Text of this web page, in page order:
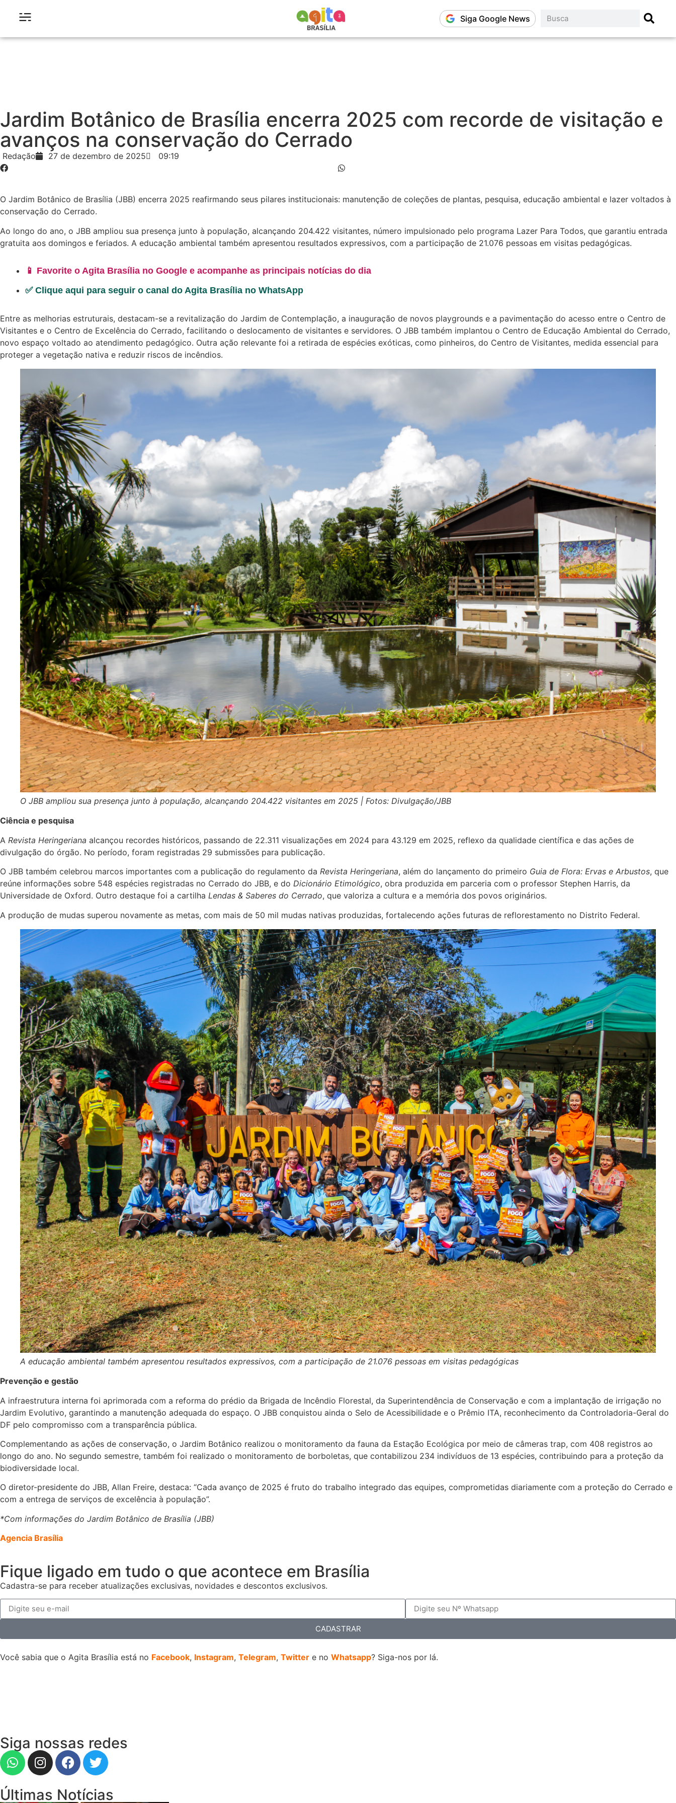
Siga Google News
Jardim Botânico de Brasília encerra 2025 com recorde de visitação e
avanços na conservação do Cerrado
Redação 27 de dezembro de 2025 09:19
O Jardim Botânico de Brasília (JBB) encerra 2025 reafirmando seus pilares institucionais: manutenção de coleções de plantas, pesquisa, educação ambiental e lazer voltados à
conservação do Cerrado.
Ao longo do ano, o JBB ampliou sua presença junto à população, alcançando 204.422 visitantes, número impulsionado pelo programa Lazer Para Todos, que garantiu entrada
gratuita aos domingos e feriados. A educação ambiental também apresentou resultados expressivos, com a participação de 21.076 pessoas em visitas pedagógicas.
📱 Favorite o Agita Brasília no Google e acompanhe as principais notícias do dia
✅ Clique aqui para seguir o canal do Agita Brasília no WhatsApp
Entre as melhorias estruturais, destacam-se a revitalização do Jardim de Contemplação, a inauguração de novos playgrounds e a pavimentação do acesso entre o Centro de
Visitantes e o Centro de Excelência do Cerrado, facilitando o deslocamento de visitantes e servidores. O JBB também implantou o Centro de Educação Ambiental do Cerrado,
novo espaço voltado ao atendimento pedagógico. Outra ação relevante foi a retirada de espécies exóticas, como pinheiros, do Centro de Visitantes, medida essencial para
proteger a vegetação nativa e reduzir riscos de incêndios.
O JBB ampliou sua presença junto à população, alcançando 204.422 visitantes em 2025 | Fotos: Divulgação/JBB
Ciência e pesquisa
A Revista Heringeriana alcançou recordes históricos, passando de 22.311 visualizações em 2024 para 43.129 em 2025, reflexo da qualidade científica e das ações de
divulgação do órgão. No período, foram registradas 29 submissões para publicação.
O JBB também celebrou marcos importantes com a publicação do regulamento da Revista Heringeriana, além do lançamento do primeiro Guia de Flora: Ervas e Arbustos, que
reúne informações sobre 548 espécies registradas no Cerrado do JBB, e do Dicionário Etimológico, obra produzida em parceria com o professor Stephen Harris, da
Universidade de Oxford. Outro destaque foi a cartilha Lendas & Saberes do Cerrado, que valoriza a cultura e a memória dos povos originários.
A produção de mudas superou novamente as metas, com mais de 50 mil mudas nativas produzidas, fortalecendo ações futuras de reflorestamento no Distrito Federal.
A educação ambiental também apresentou resultados expressivos, com a participação de 21.076 pessoas em visitas pedagógicas
Prevenção e gestão
A infraestrutura interna foi aprimorada com a reforma do prédio da Brigada de Incêndio Florestal, da Superintendência de Conservação e com a implantação de irrigação no
Jardim Evolutivo, garantindo a manutenção adequada do espaço. O JBB conquistou ainda o Selo de Acessibilidade e o Prêmio ITA, reconhecimento da Controladoria-Geral do
DF pelo compromisso com a transparência pública.
Complementando as ações de conservação, o Jardim Botânico realizou o monitoramento da fauna da Estação Ecológica por meio de câmeras trap, com 408 registros ao
longo do ano. No segundo semestre, também foi realizado o monitoramento de borboletas, que contabilizou 234 indivíduos de 13 espécies, contribuindo para a proteção da
biodiversidade local.
O diretor-presidente do JBB, Allan Freire, destaca: “Cada avanço de 2025 é fruto do trabalho integrado das equipes, comprometidas diariamente com a proteção do Cerrado e
com a entrega de serviços de excelência à população”.
*Com informações do Jardim Botânico de Brasília (JBB)
Agencia Brasília
Fique ligado em tudo o que acontece em Brasília
Cadastra-se para receber atualizações exclusivas, novidades e descontos exclusivos.
CADASTRAR
Você sabia que o Agita Brasília está no Facebook, Instagram, Telegram, Twitter e no Whatsapp? Siga-nos por lá.
Siga nossas redes
Últimas Notícias